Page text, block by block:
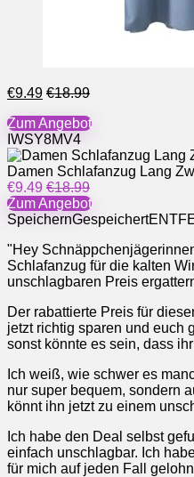
€9.49 €18.99
Zum Angebot
IWSY8MV4
Damen Schlafanzug Lang
€9.49 €18.99
Zum Angebot
SpeichernGespeichert
"Hey
Schlafanzug für die kalten
unschlagbaren Preis
Der rabattierte Preis für
jetzt richtig sparen und euch
sonst könnte es sein, dass
Ich weiß, wie schwer es
nur super bequem, sondern
könnt ihn jetzt zu einem
Ich habe den Deal selbst
einfach unschlagbar. Ich
für mich auf jeden Fall